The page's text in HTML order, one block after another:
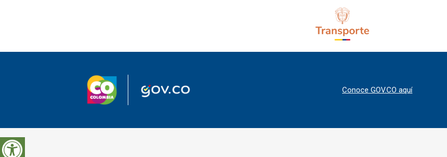
Conoce GOV.CO aquí